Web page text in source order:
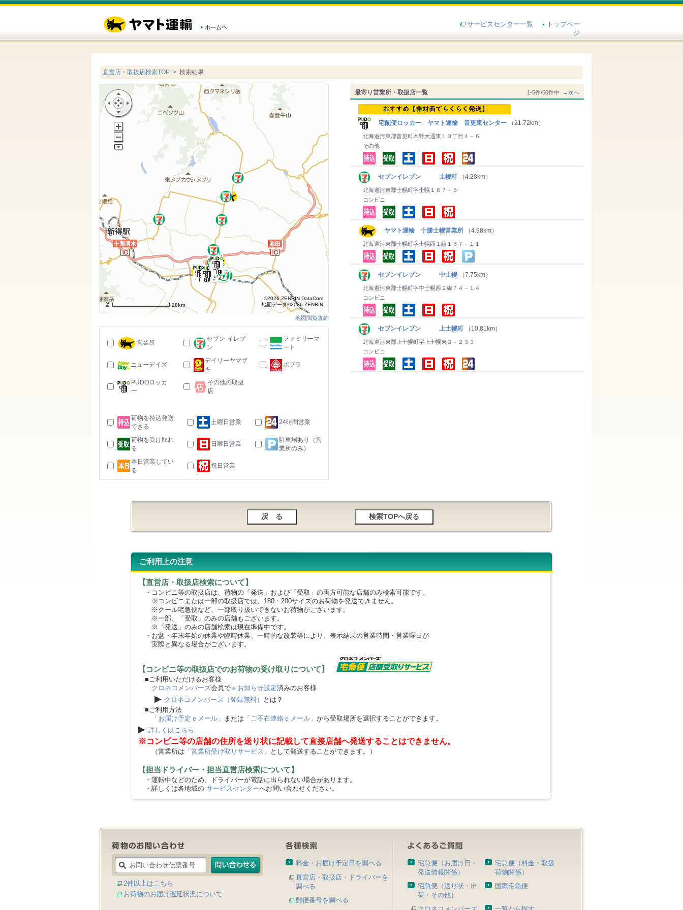
サービスセンター一覧
トップペー
ジ
直営店・取扱店検索TOP > 検索結果
最寄り営業所・取扱店一覧 1-5件/50件中 →次へ
宅配便ロッカー ヤマト運輸 音更東センター （21.72km）
北海道河東郡音更町木野大通東１３丁目４－６
その他
セブンイレブン 士幌町 （4.28km）
北海道河東郡士幌町字士幌１６７－５
コンビニ
ヤマト運輸 十勝士幌営業所 （4.98km）
北海道河東郡士幌町字士幌西１線１６７－１１
セブンイレブン 中士幌 （7.75km）
北海道河東郡士幌町字中士幌西２線７４－１４
コンビニ
セブンイレブン 上士幌町 （10.81km）
北海道河東郡上士幌町字上士幌東３－２３３
コンビニ
20km
©2026 ZENRIN DataCom
地図データ©2026 ZENRIN
地図閲覧規約
営業所
セブン-イレブ
ン
ファミリーマ
ート
ニューデイズ
デイリーヤマザ
キ
ポプラ
PUDOロッカ
ー
その他の取扱
店
荷物を持込発送
できる
土曜日営業 24時間営業
荷物を受け取れ
る
日曜日営業
駐車場あり（営
業所のみ）
本日営業してい
る
祝日営業
ご利用上の注意
【直営店・取扱店検索について】
・コンビニ等の取扱店は、荷物の「発送」および「受取」の両方可能な店舗のみ検索可能です。
※コンビニまたは一部の取扱店では、180・200サイズのお荷物を発送できません。
※クール宅急便など、一部取り扱いできないお荷物がございます。
※一部、「受取」のみの店舗もございます。
※「発送」のみの店舗検索は現在準備中です。
・お盆・年末年始の休業や臨時休業、一時的な改装等により、表示結果の営業時間・営業曜日が
実際と異なる場合がございます。
【コンビニ等の取扱店でのお荷物の受け取りについて】
■ご利用いただけるお客様
クロネコメンバーズ会員で ｅお知らせ設定済みのお客様
▶ クロネコメンバーズ（登録無料）
とは？
■ご利用方法
「お届け予定ｅメール」 または 「ご不在連絡ｅメール」 から受取場所を選択することができます。
▶ 詳しくはこちら
※コンビニ等の店舗の住所を送り状に記載して直接店舗へ発送することはできません。
（営業所は 「営業所受け取りサービス」 として発送することができます。）
【担当ドライバー・担当直営店検索について】
・運転中などのため、ドライバーが電話に出られない場合があります。
・詳しくは各地域の サービスセンターへお問い合わせください。
2件以上はこちら
お荷物のお届け遅延状況について
料金・お届け予定日を調べる
直営店・取扱店・ドライバーを
調べる
郵便番号を調べる
宅急便（お届け日・
発送情報関係）
宅急便（料金・取扱
荷物関係）
宅急便（送り状・出
荷・その他）
国際宅急便